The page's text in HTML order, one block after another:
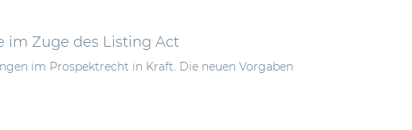
im Zuge des Listing Act
im Prospektrecht in Kraft. Die neuen Vorgaben